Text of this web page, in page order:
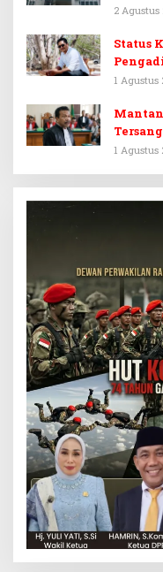
2 Agustus
Status
1 Agustus
1 Agustus